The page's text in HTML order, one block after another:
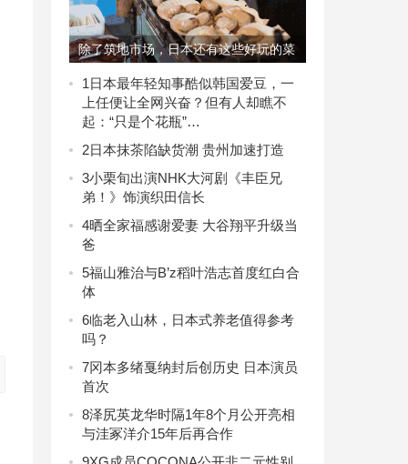
除了筑地市场，日本还有这些好玩的菜
市场 日本
1日本最年轻知事酷似韩国爱豆，一
上任便让全网兴奋？但有人却瞧不
起：“只是个花瓶”…
2日本抹茶陷缺货潮 贵州加速打造
3小栗旬出演NHK大河剧《丰臣兄
弟！》饰演织田信长
4晒全家福感谢爱妻 大谷翔平升级当
爸
5福山雅治与B’z稻叶浩志首度红白合
体
6临老入山林，日本式养老值得参考
吗？
7冈本多绪戛纳封后创历史 日本演员
首次
8泽尻英龙华时隔1年8个月公开亮相
与洼冢洋介15年后再合作